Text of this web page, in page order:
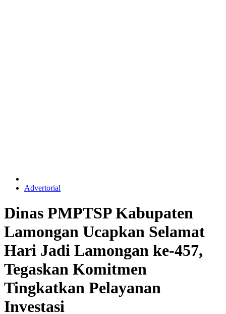
Advertorial
Dinas PMPTSP Kabupaten
Lamongan Ucapkan Selamat
Hari Jadi Lamongan ke-457,
Tegaskan Komitmen
Tingkatkan Pelayanan
Investasi